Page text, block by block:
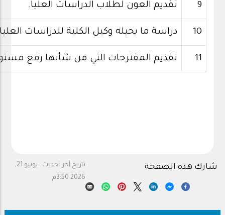
9 تقديم العون لطلاب الدراسات العليا.
10 دراسة ما يحيله وكيل الكلية للدراسات
11 تقديم المقترحات التي من شأنها رفع
تاريخ آخر تحديث :
يونيو 21,
2026 3:50م
شارك هذه الصفحة